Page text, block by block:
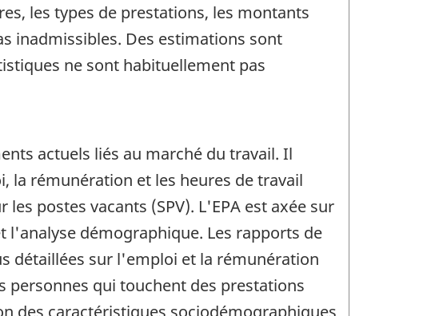
les types de prestations, les montants
inadmissibles. Des estimations sont
ne sont habituellement pas
actuels liés au marché du travail. Il
la rémunération et les heures de travail
postes vacants (SPV). L'EPA est axée sur
l'analyse démographique. Les rapports de
détaillées sur l'emploi et la rémunération
personnes qui touchent des prestations
des caractéristiques sociodémographiques